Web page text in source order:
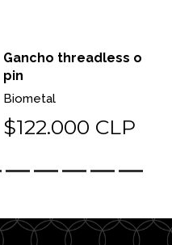
Gancho threadless o
pin
Biometal
$122.000 CLP